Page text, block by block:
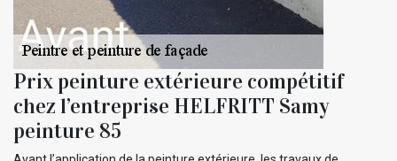
Prix peinture extérieure compétitif
chez l’entreprise HELFRITT Samy
peinture 85